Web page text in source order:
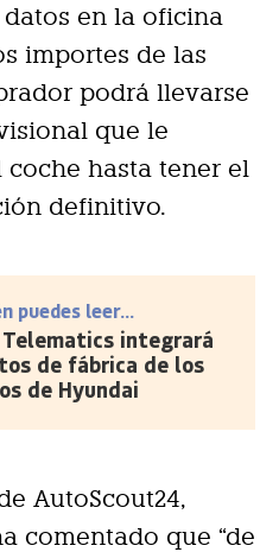
en la oficina
importes de las
podrá llevarse
que le
hasta tener el
definitivo.
puedes leer...
integrará
de fábrica de los
de Hyundai
AutoScout24,
comentado que “de